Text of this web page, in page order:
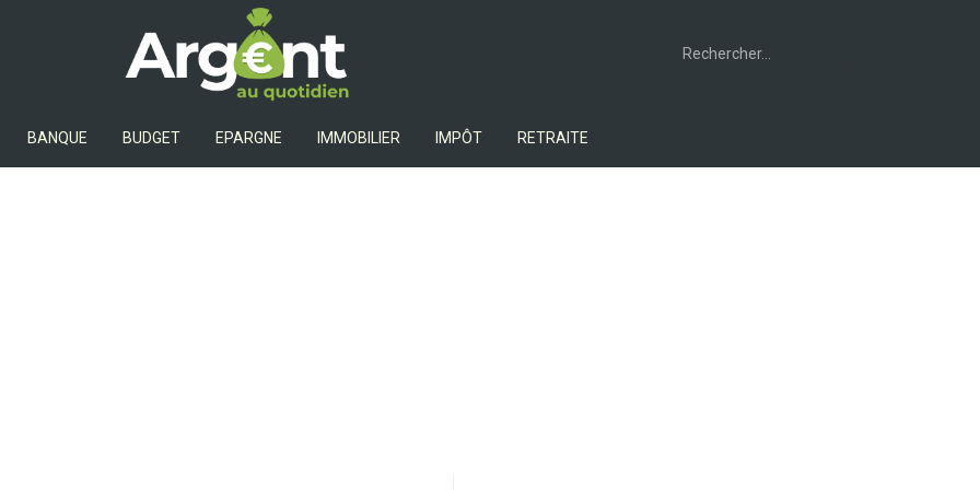
Argent Au Quotidien
Rechercher :
BANQUE BUDGET EPARGNE IMMOBILIER IMPÔT RETRAITE